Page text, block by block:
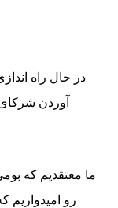
آوردن
ما معتقدیم که
رو امیدواریم